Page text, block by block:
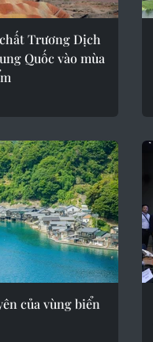
Trương Dịch
Quốc vào mùa
của vùng biển